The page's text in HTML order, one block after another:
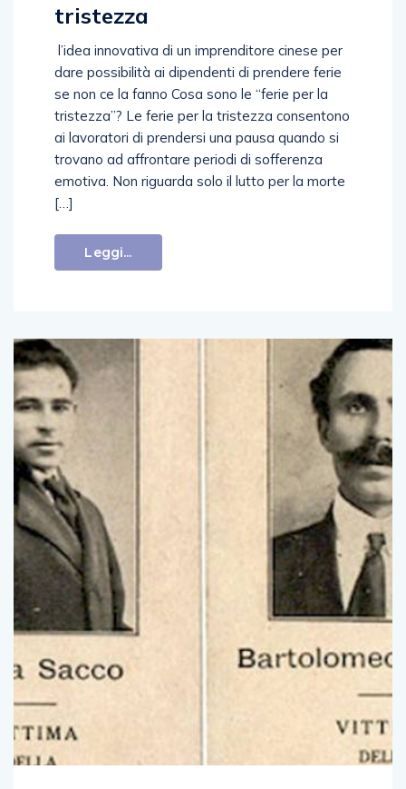
tristezza
l’idea innovativa di un imprenditore cinese per
dare possibilità ai dipendenti di prendere ferie
se non ce la fanno Cosa sono le “ferie per la
tristezza”? Le ferie per la tristezza consentono
ai lavoratori di prendersi una pausa quando si
trovano ad affrontare periodi di sofferenza
emotiva. Non riguarda solo il lutto per la morte
[…]
Leggi...